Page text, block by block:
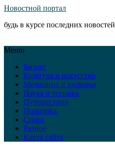
Новостной портал
будь в курсе последних новостей
Меню
Бизнес
Культура и искусство
Медицина и здоровье
Наука и техника
Путешествия
Политика
Спорт
Разное
Карта сайта